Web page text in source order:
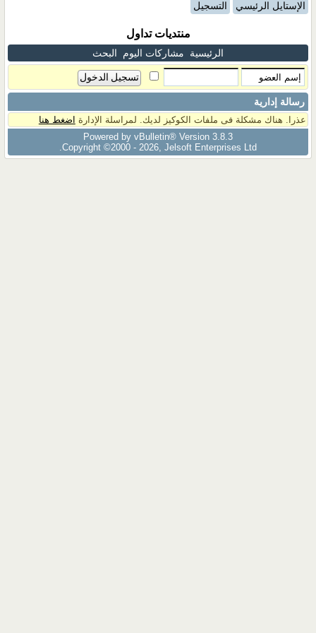
الإستايل الرئيسي التسجيل
منتديات تداول
الرئيسية مشاركات اليوم البحث
رسالة إدارية
عذرا. هناك مشكلة فى ملفات الكوكيز لديك. لمراسلة الإدارة اضغط هنا
Powered by vBulletin® Version 3.8.3
Copyright ©2000 - 2026, Jelsoft Enterprises Ltd.